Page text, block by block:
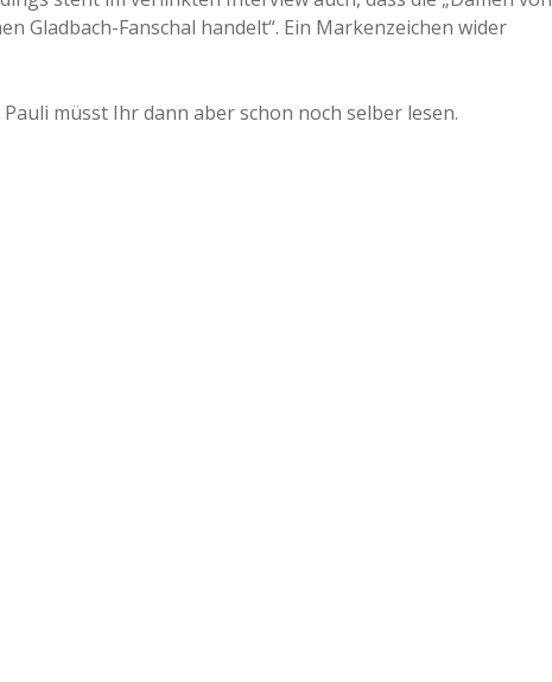
a
a
Gladbach-Fanschal handelt“. Ein Markenzeichen wider
müsst Ihr dann aber schon noch selber lesen.